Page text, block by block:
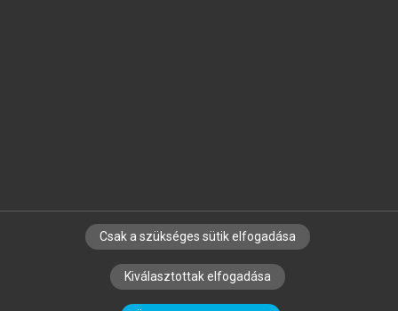
SZERZŐKNEK CÉGEKNEK KÖNYVTÁROSOKNAK
SZERKESZTÉSI ÉS LEKTORÁLÁSI ALAPELVEK
Csak a szükséges sütik elfogadása
Kiválasztottak elfogadása